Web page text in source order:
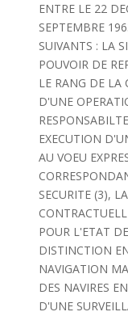
ENTRE LE 22
SEPTEMBRE
SUIVANTS : LA
POUVOIR DE
LE RANG DE LA
D'UNE
EXECUTION
AU VOEU
SECURITE (3),
POUR L'ETAT
DISTINCTION
NAVIGATION
DES NAVIRES
D'UNE